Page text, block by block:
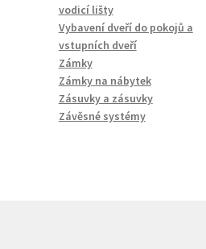
vodicí lišty
Vybavení dveří do pokojů a
vstupních dveří
Zámky
Zámky na nábytek
Zásuvky a zásuvky
Závěsné systémy